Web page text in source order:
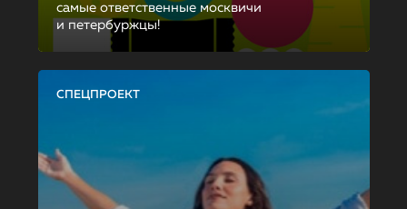
самые ответственные москвичи
и петербуржцы!
СПЕЦПРОЕКТ